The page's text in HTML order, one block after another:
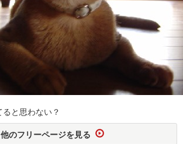
と思わない？
他のフリーページを見る